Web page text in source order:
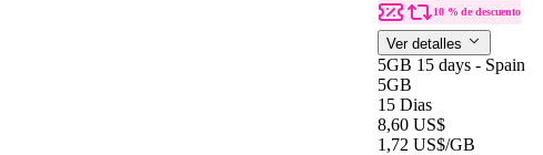
10 % de descuento
Ver detalles
5GB 15 days - Spain
5GB
15 Dias
8,60 US$
1,72 US$/GB